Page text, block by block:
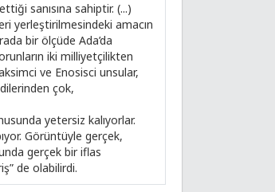
sanısına sahiptir. (...)
yerleştirilmesindeki amacın
bir ölçüde Ada’da
iki milliyetçilikten
ve Enosisci unsular,
çok,
yetersiz kalıyorlar.
Görüntüyle gerçek,
gerçek bir iflas
de olabilirdi.